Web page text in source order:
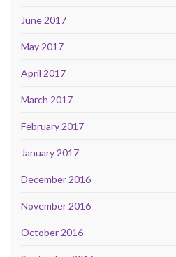
June 2017
May 2017
April 2017
March 2017
February 2017
January 2017
December 2016
November 2016
October 2016